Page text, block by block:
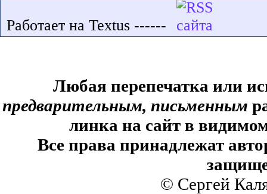
Работает на Textus ------
Любая перепечатка или
предварительным, письменным
линка на сайт в
Все права принадлежат
© Сергей